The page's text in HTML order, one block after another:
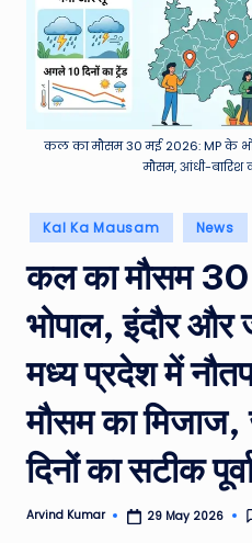
t
h
er
c
h
&
M
o
vi
e
N
e
कल का मौसम 30 मई 2026: MP के
मौसम, आंधी-बारिश
Posted
in
Kal Ka Mausam News
कल का मौसम
भोपाल, इंदौर
मध्य प्रदेश में
मौसम का
दिनों का सटीक
Posted
Arvind Kumar 29 May 2026